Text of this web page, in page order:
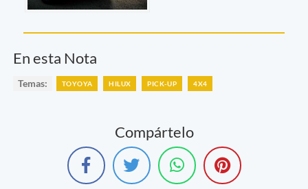
En esta Nota
Temas: TOYOYA HILUX PICK-UP 4X4
Compártelo